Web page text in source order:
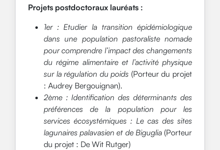
Projets postdoctoraux lauréats :
1er : Etudier la transition épidémiologique
dans une population pastoraliste nomade
pour comprendre l’impact des changements
du régime alimentaire et l’activité physique
sur la régulation du poids (Porteur du projet
: Audrey Bergouignan).
2ème : Identification des déterminants des
préférences de la population pour les
services écosystémiques : Le cas des sites
lagunaires palavasien et de Biguglia(Porteur
du projet : De Wit Rutger)